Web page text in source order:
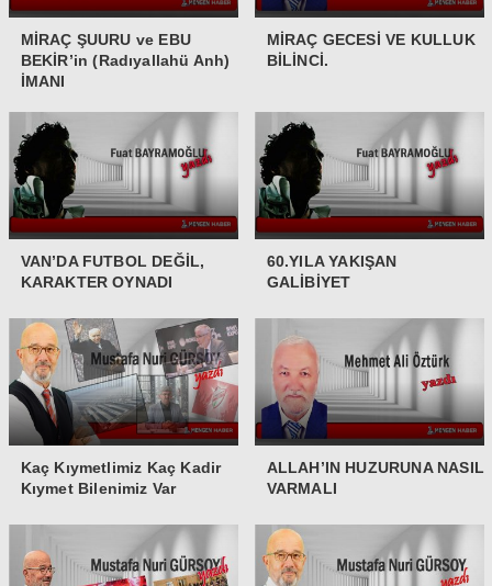
MİRAÇ ŞUURU ve EBU
BEKİR’in (Radıyallahü Anh)
İMANI
MİRAÇ GECESİ VE KULLUK
BİLİNCİ.
VAN’DA FUTBOL DEĞİL,
KARAKTER OYNADI
60.YILA YAKIŞAN
GALİBİYET
Kaç Kıymetlimiz Kaç Kadir
Kıymet Bilenimiz Var
ALLAH’IN HUZURUNA NASIL
VARMALI